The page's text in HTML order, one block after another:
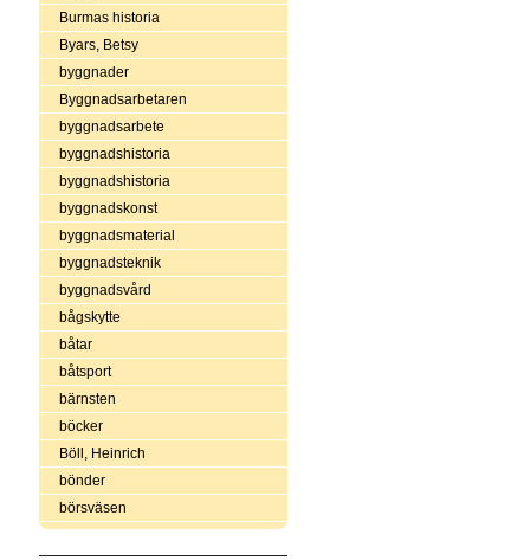
Burmas historia
Byars, Betsy
byggnader
Byggnadsarbetaren
byggnadsarbete
byggnadshistoria
byggnadshistoria
byggnadskonst
byggnadsmaterial
byggnadsteknik
byggnadsvård
bågskytte
båtar
båtsport
bärnsten
böcker
Böll, Heinrich
bönder
börsväsen